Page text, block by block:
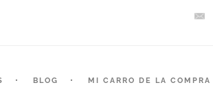
BLOG MI CARRO DE LA COMPRA